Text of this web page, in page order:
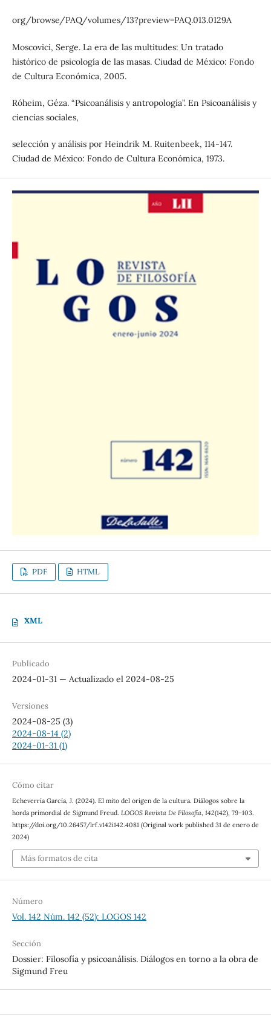
org/browse/PAQ/volumes/13?preview=PAQ.013.0129A
Moscovici, Serge. La era de las multitudes: Un tratado
histórico de psicología de las masas. Ciudad de México: Fondo
de Cultura Económica, 2005.
Róheim, Géza. “Psicoanálisis y antropología”. En Psicoanálisis y
ciencias sociales,
selección y análisis por Heindrik M. Ruitenbeek, 114-147.
Ciudad de México: Fondo de Cultura Económica, 1973.
PDF HTML
XML
Publicado
2024-01-31 — Actualizado el 2024-08-25
Versiones
2024-08-25 (3)
2024-08-14 (2)
2024-01-31 (1)
Cómo citar
Echeverría García, J. (2024). El mito del origen de la cultura. Diálogos sobre la
horda primordial de Sigmund Freud. LOGOS Revista De Filosofía, 142(142), 79–103.
https://doi.org/10.26457/lrf.v142i142.4081 (Original work published 31 de enero de
2024)
Más formatos de cita
Número
Vol. 142 Núm. 142 (52): LOGOS 142
Sección
Dossier: Filosofía y psicoanálisis. Diálogos en torno a la obra de
Sigmund Freu